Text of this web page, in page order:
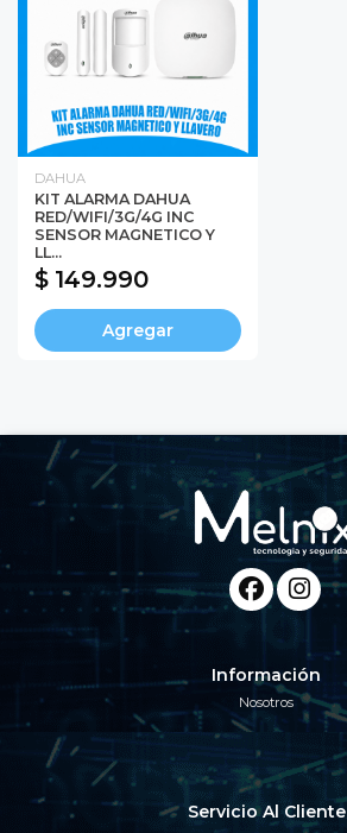
DAHUA
KIT ALARMA DAHUA
RED/WIFI/3G/4G INC
SENSOR MAGNETICO Y
LL...
$ 149.990
Agregar
Información
Nosotros
Servicio Al Cliente